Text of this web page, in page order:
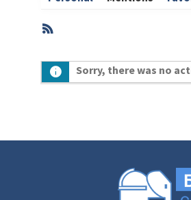
Activities
RSS
Sorry, there was no